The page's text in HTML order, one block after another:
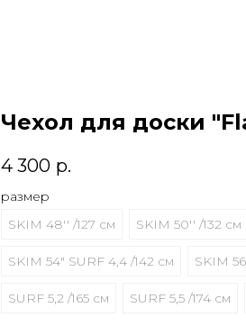
Чехол для доски
4 300 р.
размер
SKIM 48'' /127 см
SKIM 50'' /132 см
SKIM 54" SURF 4,4 /142 см SKIM
SURF 5,2 /165 см SURF 5,5 /174 см